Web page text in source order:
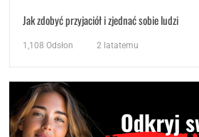
Jak zdobyć przyjaciół i zjednać sobie ludzi
1,108 Odsłon 2 latatemu